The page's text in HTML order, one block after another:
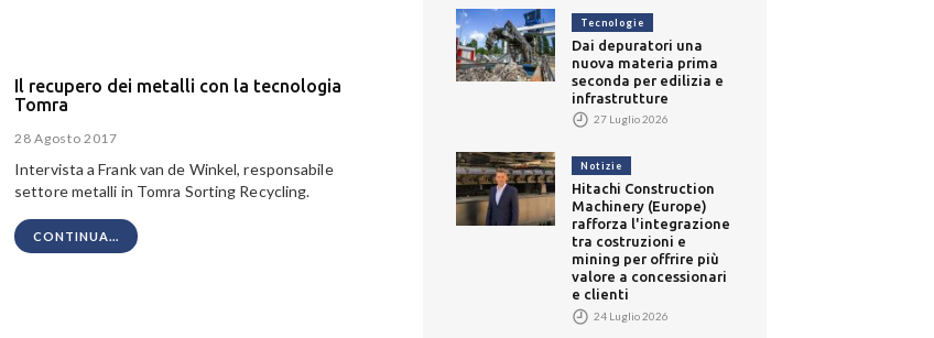
Il recupero dei metalli con la tecnologia
Tomra
28 Agosto 2017
Intervista a Frank van de Winkel, responsabile
settore metalli in Tomra Sorting Recycling.
CONTINUA...
Tecnologie
Dai depuratori una
nuova materia prima
seconda per edilizia e
infrastrutture
27 Luglio 2026
Notizie
Hitachi Construction
Machinery (Europe)
rafforza l'integrazione
tra costruzioni e
mining per offrire più
valore a concessionari
e clienti
24 Luglio 2026